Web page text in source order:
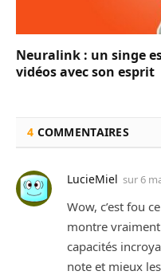
Neuralink : un singe
vidéos avec son esprit
4 COMMENTAIRES
LucieMiel sur6
Wow, c’est fou
montre
capacités
note et mieux